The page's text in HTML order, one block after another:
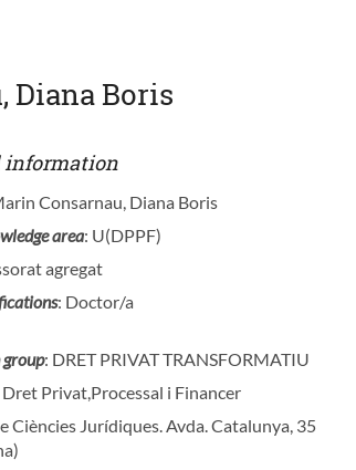
Diana Boris
information
Consarnau, Diana Boris
area: U(DPPF)
agregat
: Doctor/a
group: DRET PRIVAT TRANSFORMATIU
Dret Privat,Processal i Financer
Ciències Jurídiques. Avda. Catalunya, 35